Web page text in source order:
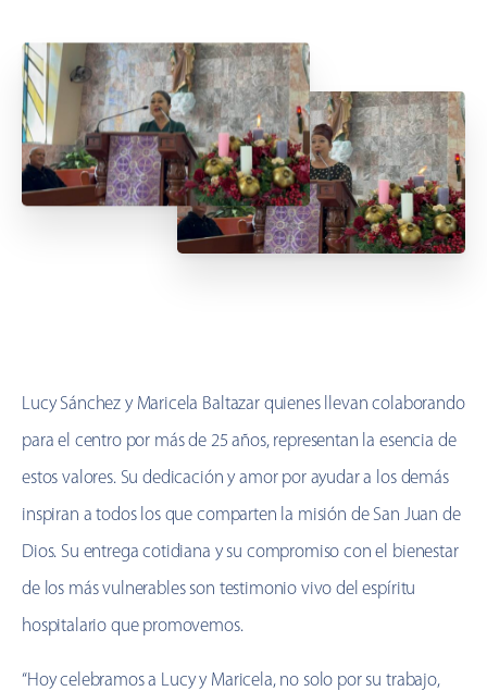
Lucy Sánchez y Maricela Baltazar quienes llevan colaborando
para el centro por más de 25 años, representan la esencia de
estos valores. Su dedicación y amor por ayudar a los demás
inspiran a todos los que comparten la misión de San Juan de
Dios. Su entrega cotidiana y su compromiso con el bienestar
de los más vulnerables son testimonio vivo del espíritu
hospitalario que promovemos.
“Hoy celebramos a Lucy y Maricela, no solo por su trabajo,